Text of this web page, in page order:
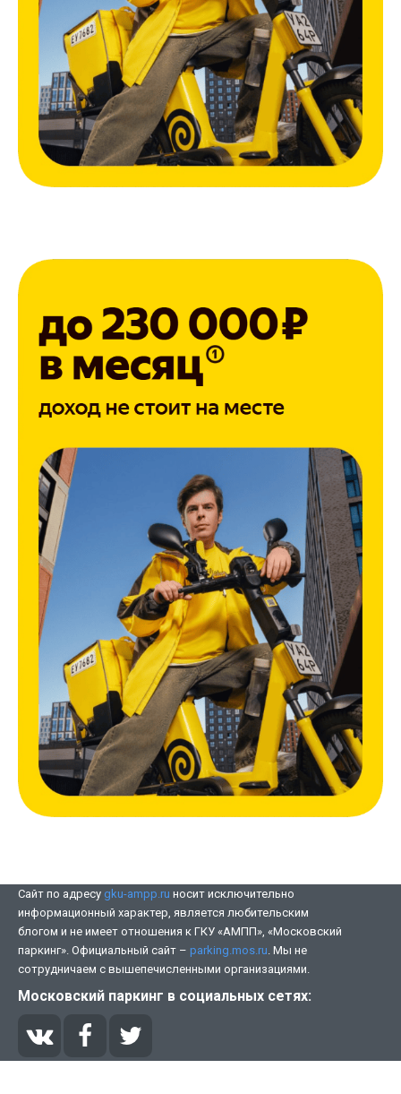
Сайт по адресу gku-ampp.ru носит исключительно
информационный характер, является любительским
блогом и не имеет отношения к ГКУ «АМПП», «Московский
паркинг». Официальный сайт – parking.mos.ru . Мы не
сотрудничаем с вышепечисленными организациями.
Московский паркинг в социальных сетях: